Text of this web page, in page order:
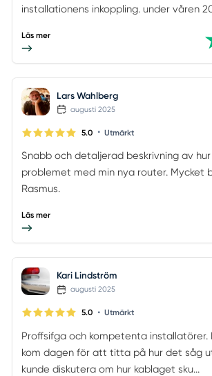
installationens inkoppling. under våren
Läs mer
Lars Wahlberg
augusti 2025
5.0 • Utmärkt
Snabb och detaljerad beskrivning av
problemet med min nya router. Mycket
Rasmus.
Läs mer
Kari Lindström
augusti 2025
5.0 • Utmärkt
Proffsifga och kompetenta installatörer.
kom dagen för att titta på hur det såg
kunde diskutera om hur kablaget sku...